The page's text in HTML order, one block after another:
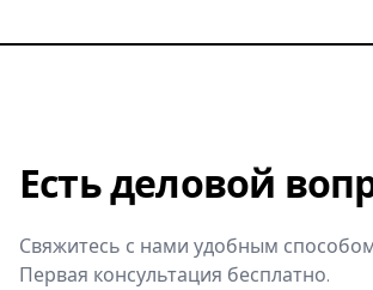
Есть деловой
Свяжитесь с нами удобным
Первая консультация бесплатно.